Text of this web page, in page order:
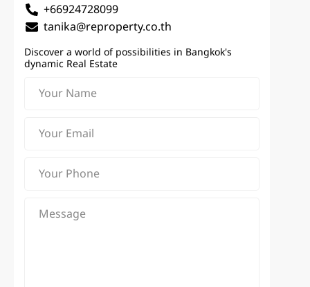
+66924728099
tanika@reproperty.co.th
Discover a world of possibilities in Bangkok's
dynamic Real Estate